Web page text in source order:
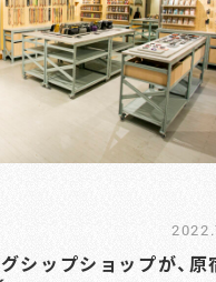
ップショップが、原